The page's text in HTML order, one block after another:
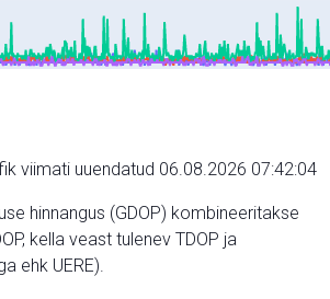
viimati uuendatud 06.08.2026 07:42:04
hinnangus (GDOP) kombineeritakse
kella veast tulenev TDOP ja
ehk UERE).